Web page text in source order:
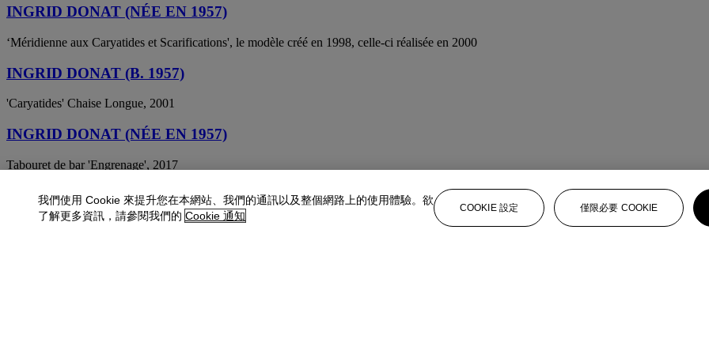
INGRID DONAT (NÉE EN 1957)
‘Méridienne aux Caryatides et Scarifications', le modèle créé en 1998, celle-ci réalisée en 2000
INGRID DONAT (B. 1957)
'Caryatides' Chaise Longue, 2001
INGRID DONAT (NÉE EN 1957)
Tabouret de bar 'Engrenage', 2017
INGRID DONAT (NÉE EN 1957)
Tabouret de bar 'Engrenage', 2017
我們使用 Cookie 來提升您在本網站、我們的通訊以及整個網路上的使用體驗。欲
了解更多資訊，請參閱我們的 Cookie 通知
COOKIE 設定 僅限必要 COOKIE